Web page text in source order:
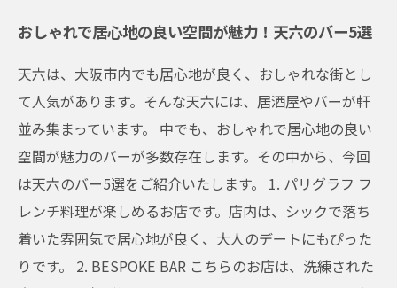
おしゃれで居心地の良い空間が魅力！天六のバー5選
天六は、大阪市内でも居心地が良く、おしゃれな街とし
て人気があります。そんな天六には、居酒屋やバーが軒
並み集まっています。 中でも、おしゃれで居心地の良い
空間が魅力のバーが多数存在します。その中から、今回
は天六のバー5選をご紹介いたします。 1. パリグラフ フ
レンチ料理が楽しめるお店です。店内は、シックで落ち
着いた雰囲気で居心地が良く、大人のデートにもぴった
りです。 2. BESPOKE BAR こちらのお店は、洗練された